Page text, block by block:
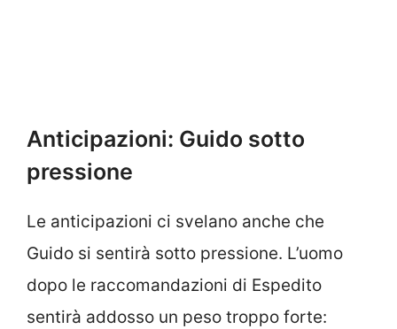
Anticipazioni: Guido sotto
pressione
Le anticipazioni ci svelano anche che
Guido si sentirà sotto pressione. L’uomo
dopo le raccomandazioni di Espedito
sentirà addosso un peso troppo forte: